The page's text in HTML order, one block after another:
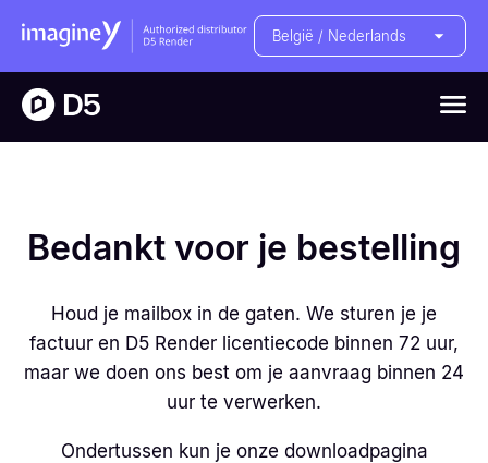
België / Nederlands
Bedankt voor je bestelling
Houd je mailbox in de gaten. We sturen je je
factuur en D5 Render licentiecode binnen 72 uur,
maar we doen ons best om je aanvraag binnen 24
uur te verwerken.
Ondertussen kun je onze downloadpagina